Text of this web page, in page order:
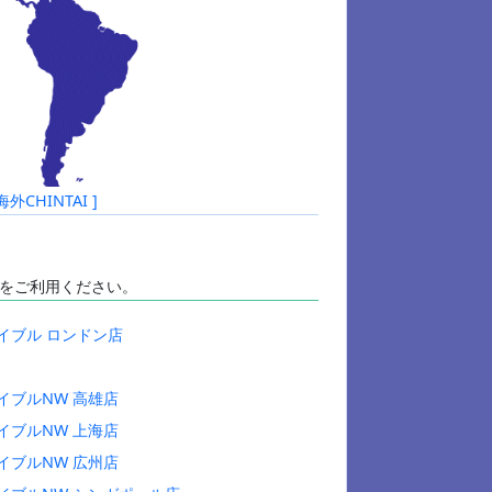
外CHINTAI ]
利用ください。
ブル ロンドン店
ブルNW 高雄店
ブルNW 上海店
ブルNW 広州店